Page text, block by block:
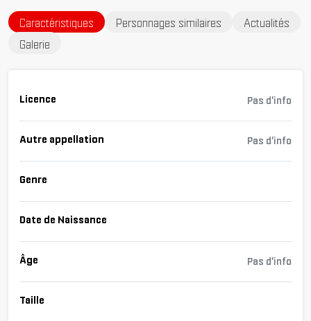
Caractéristiques Personnages similaires
Actualités
Galerie
Licence Pas d'info
Autre appellation Pas d'info
Genre
Date de Naissance
Âge Pas d'info
Taille